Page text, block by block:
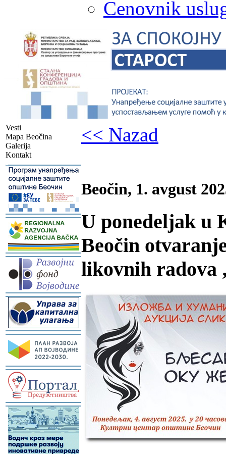
Cenovnik
Vesti
Mapa Beočina
Galerija
Kontakt
-
-
-
-
-
-
-
<< Nazad
Beočin, 1. avgust
U ponedeljak u
Beočin
likovnih radova